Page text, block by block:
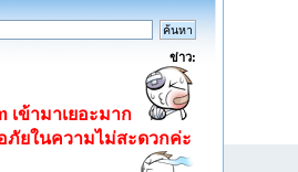
ข่าว:
เข้ามาเยอะมาก
ยในความไม่สะดวกค่ะ